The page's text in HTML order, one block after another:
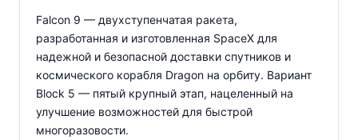
Falcon 9 — двухступенчатая ракета,
разработанная и изготовленная SpaceX для
надежной и безопасной доставки спутников и
космического корабля Dragon на орбиту. Вариант
Block 5 — пятый крупный этап, нацеленный на
улучшение возможностей для быстрой
многоразовости.